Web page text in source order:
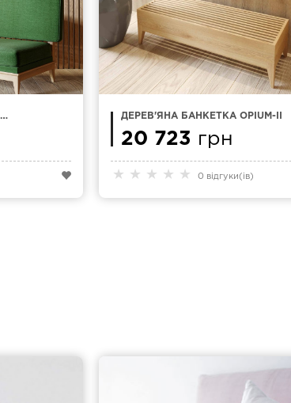
★ ★ ★ ★ ★ 0 відгуки(ів)
ДЕРЕВ'ЯНА БАНКЕТКА OPIUM-II
20 723 грн